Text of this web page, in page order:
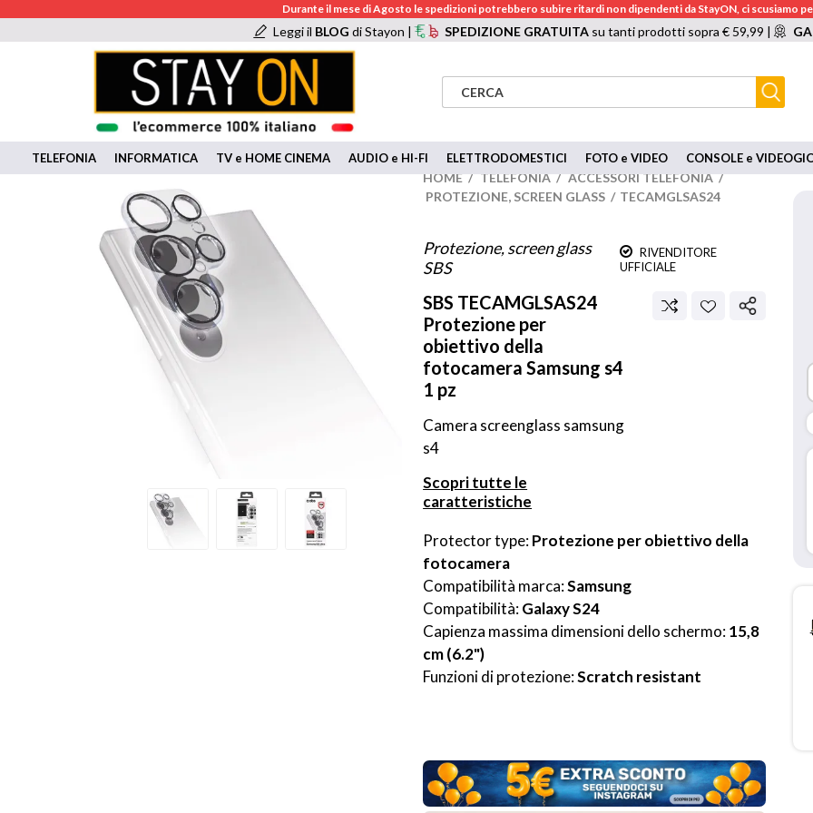
Durante il mese di Agosto le spedizioni potrebbero subire ritardi non dipendenti da StayON, ci scusiamo
Leggi il BLOGdi Stayon | SPEDIZIONE GRATUITAsu tanti prodotti sopra € 59,99 |
TELEFONIA INFORMATICA TV e HOME CINEMA AUDIO e HI-FI ELETTRODOMESTICI FOTO e VIDEO CONSOLE e
HOME / TELEFONIA / ACCESSORI TELEFONIA /
PROTEZIONE, SCREEN GLASS / TECAMGLSAS24
Protezione, screen glass
SBS
RIVENDITORE
UFFICIALE
SBS TECAMGLSAS24
Protezione per
obiettivo della
fotocamera Samsung s4
1 pz
Camera screenglass samsung
s4
Scopri tutte le
caratteristiche
Protector type: Protezione per obiettivo della
fotocamera
Compatibilità marca: Samsung
Compatibilità: Galaxy S24
Capienza massima dimensioni dello schermo: 15,8
cm (6.2")
Funzioni di protezione: Scratch resistant